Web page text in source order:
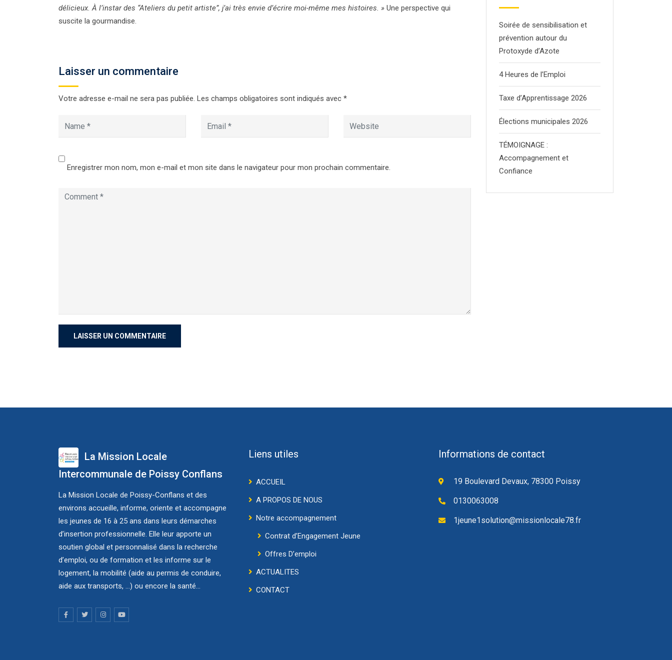
délicieux. À l’instar des “Ateliers du petit artiste”, j’ai très envie d’écrire moi-même mes histoires. » Une perspective qui
suscite la gourmandise.
Laisser un commentaire
Votre adresse e-mail ne sera pas publiée. Les champs obligatoires sont indiqués avec *
Enregistrer mon nom, mon e-mail et mon site dans le navigateur pour mon prochain commentaire.
Soirée de sensibilisation et
prévention autour du
Protoxyde d’Azote
4 Heures de l’Emploi
Taxe d’Apprentissage 2026
Élections municipales 2026
TÉMOIGNAGE :
Accompagnement et
Confiance
La Mission Locale
Intercommunale de Poissy Conflans
La Mission Locale de Poissy-Conflans et des
environs accueille, informe, oriente et accompagne
les jeunes de 16 à 25 ans dans leurs démarches
d’insertion professionnelle. Elle leur apporte un
soutien global et personnalisé dans la recherche
d’emploi, ou de formation et les informe sur le
logement, la mobilité (aide au permis de conduire,
aide aux transports, ...) ou encore la santé...
Liens utiles
ACCUEIL
A PROPOS DE NOUS
Notre accompagnement
Contrat d’Engagement Jeune
Offres D’emploi
ACTUALITES
CONTACT
Informations de contact
19 Boulevard Devaux, 78300 Poissy
0130063008
1jeune1solution@missionlocale78.fr